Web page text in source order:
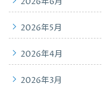
2026年5月
2026年4月
2026年3月